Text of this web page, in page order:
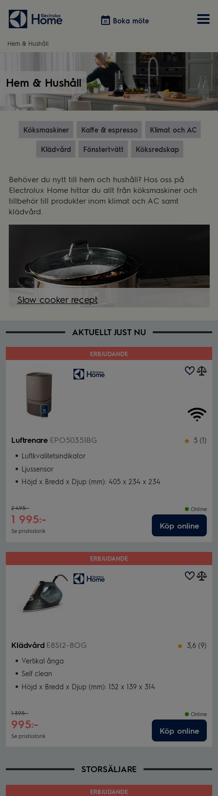
Boka möte
Våra kök
Inspiration
Övrigt
Förvaring
Välja garderobslösning
Övrigt
Vitvaror
Tvätt & Tork
Dammsugare
Hem & Hushåll
Övrigt
Hem & Hushåll
Hem & Hushåll
Köksmaskiner Kaffe & espresso Klimat och AC
Klädvård Fönstertvätt Köksredskap
Behöver du nytt till hem och hushåll? Hos oss på
Electrolux Home hittar du allt från köksmaskiner och
tillbehör till produkter inom klimat och AC samt
klädvård.
Slow cooker recept
AKTUELLT JUST NU
ERBJUDANDE
Luftrenare EPO50351BG
5 (1)
Luftkvalitetsindikator
Ljussensor
Höjd x Bredd x Djup (mm): 405 x 234 x 234
2 495:-
1 995:-
Se prishistorik
Online
Köp online
ERBJUDANDE
Klädvård E8SI2-8OG
3,6 (9)
Vertikal ånga
Self clean
Höjd x Bredd x Djup (mm): 152 x 139 x 314
1 395:-
995:-
Se prishistorik
Online
Köp online
STORSÄLJARE
ERBJUDANDE